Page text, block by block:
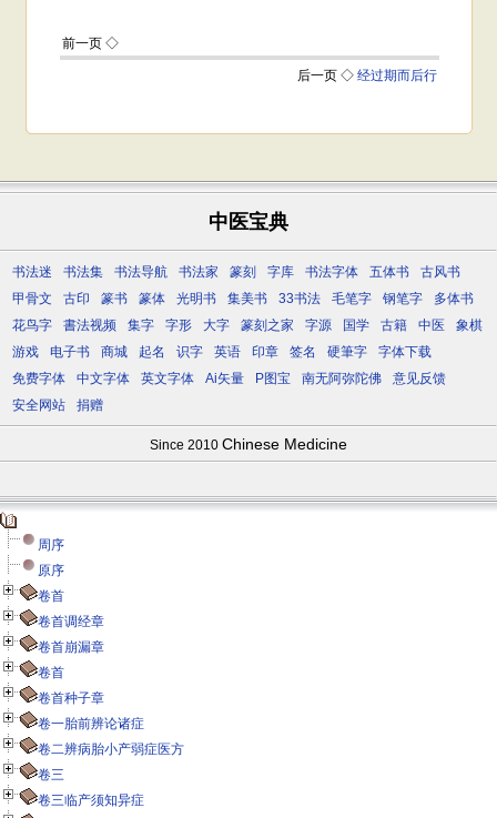
中医宝典
书法迷 书法集 书法导航 书法家 篆刻 字库 书法字体 五体书
古风书
甲骨文
古印 篆书 篆体 光明书 集美书 33书法 毛笔字 钢笔字
多体书
花鸟字
書法视频 集字 字形 大字 篆刻之家 字源 国学 古籍 中医
象棋
游戏
电子书 商城 起名 识字 英语 印章 签名 硬筆字
字体下载
免费字体
中文字体 英文字体 Ai矢量 P图宝 南无阿弥陀佛
意见反馈
安全网站
捐赠
Since 2010 Chinese Medicine
周序
原序
卷首
卷首调经章
卷首崩漏章
卷首
卷首种子章
卷一胎前辨论诸症
卷二辨病胎小产弱症医方
卷三
卷三临产须知异症